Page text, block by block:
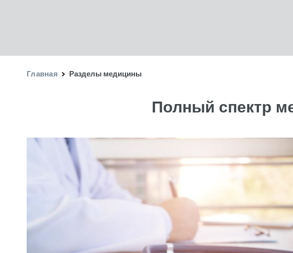
Главная Разделы медицины
Полный спектр